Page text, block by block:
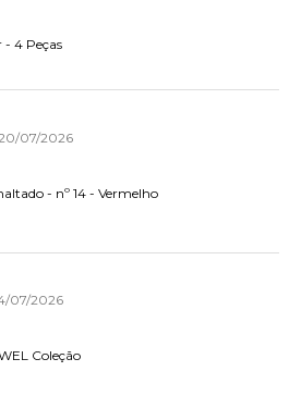
- 4 Peças
07/2026
- nº 14 - Vermelho
07/2026
Coleção